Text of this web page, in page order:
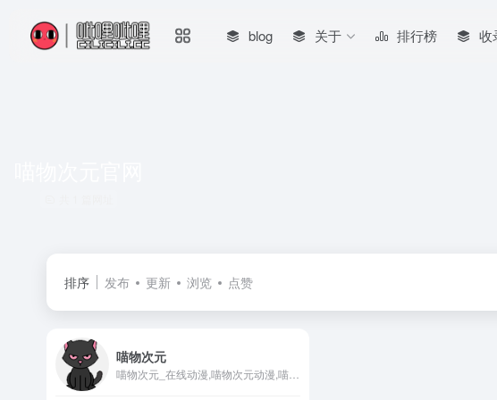
blog 关于 排行榜 收
排序 发布 更新 浏览 点赞
喵物次元